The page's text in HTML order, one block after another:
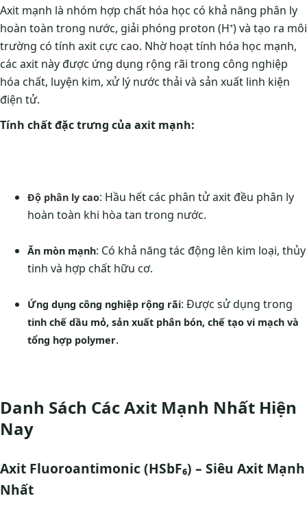
Axit mạnh là nhóm hợp chất hóa học có khả năng phân ly
hoàn toàn trong nước, giải phóng proton (H⁺) và tạo ra môi
trường có tính axit cực cao. Nhờ hoạt tính hóa học mạnh,
các axit này được ứng dụng rộng rãi trong công nghiệp
hóa chất, luyện kim, xử lý nước thải và sản xuất linh kiện
điện tử.
Tính chất đặc trưng của axit mạnh:
Độ phân ly cao: Hầu hết các phân tử axit đều phân ly
hoàn toàn khi hòa tan trong nước.
Ăn mòn mạnh: Có khả năng tác động lên kim loại, thủy
tinh và hợp chất hữu cơ.
Ứng dụng công nghiệp rộng rãi: Được sử dụng trong
tinh chế dầu mỏ, sản xuất phân bón, chế tạo vi mạch và
tổng hợp polymer.
Danh Sách Các Axit Mạnh Nhất Hiện
Nay
Axit Fluoroantimonic (HSbF₆) – Siêu Axit Mạnh
Nhất